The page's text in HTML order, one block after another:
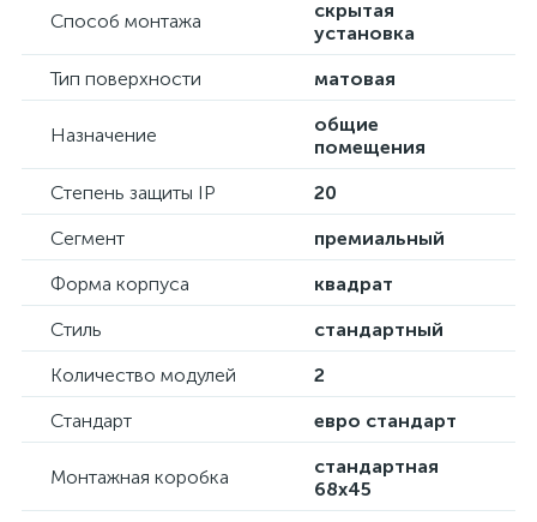
Способ монтажа
скрытая
установка
Тип поверхности
матовая
Назначение
общие
помещения
Степень защиты IP
20
Сегмент
премиальный
Форма корпуса
квадрат
Стиль
стандартный
Количество модулей
2
Стандарт
евро стандарт
Монтажная коробка
стандартная
68х45